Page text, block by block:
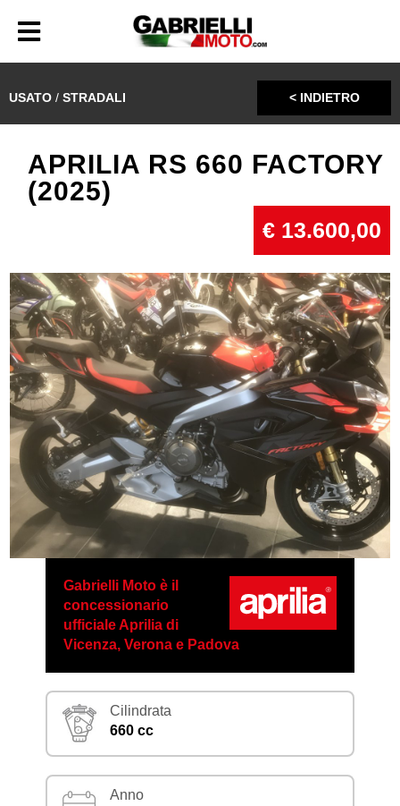
USATO / STRADALI < INDIETRO
APRILIA RS 660 FACTORY
(2025)
€ 13.600,00
Gabrielli Moto è il
concessionario
ufficiale Aprilia di
Vicenza, Verona e Padova
Cilindrata
660 cc
Anno